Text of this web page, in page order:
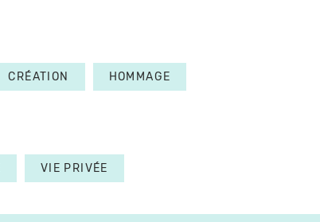
CRÉATION HOMMAGE
VIE PRIVÉE